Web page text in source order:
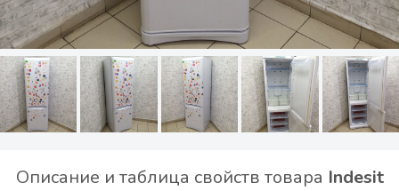
Описание и таблица свойств товара Indesit